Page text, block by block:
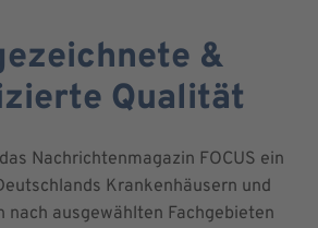
&
Qualität
Nachrichtenmagazin FOCUS ein
Krankenhäusern und
nach ausgewählten Fachgebieten